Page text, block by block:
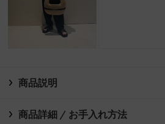
商品説明
商品詳細 / お手入れ方法